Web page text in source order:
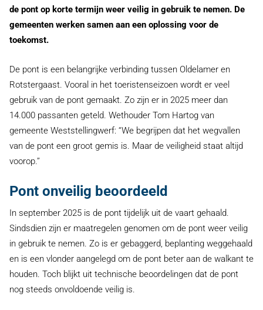
de pont op korte termijn weer veilig in gebruik te nemen. De
gemeenten werken samen aan een oplossing voor de
toekomst.
De pont is een belangrijke verbinding tussen Oldelamer en
Rotstergaast. Vooral in het toeristenseizoen wordt er veel
gebruik van de pont gemaakt. Zo zijn er in 2025 meer dan
14.000 passanten geteld. Wethouder Tom Hartog van
gemeente Weststellingwerf: ‘‘We begrijpen dat het wegvallen
van de pont een groot gemis is. Maar de veiligheid staat altijd
voorop.’’
Pont onveilig beoordeeld
In september 2025 is de pont tijdelijk uit de vaart gehaald.
Sindsdien zijn er maatregelen genomen om de pont weer veilig
in gebruik te nemen. Zo is er gebaggerd, beplanting weggehaald
en is een vlonder aangelegd om de pont beter aan de walkant te
houden. Toch blijkt uit technische beoordelingen dat de pont
nog steeds onvoldoende veilig is.